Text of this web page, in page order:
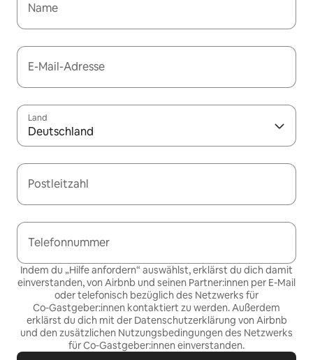
Name
E-Mail-Adresse
Land
Deutschland
Postleitzahl
Telefonnummer
Indem du „Hilfe anfordern“ auswählst, erklärst du dich damit
einverstanden, von Airbnb und seinen Partner:innen per E-Mail
oder telefonisch bezüglich des Netzwerks für
Co‑Gastgeber:innen kontaktiert zu werden. Außerdem
erklärst du dich mit der Datenschutzerklärung von Airbnb
und denzusätzlichen Nutzungsbedingungen des Netzwerks
für Co‑Gastgeber:inneneinverstanden.